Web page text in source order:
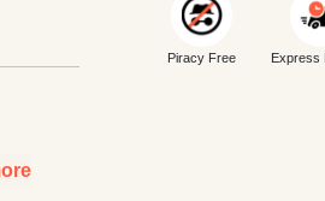
Piracy Free Express